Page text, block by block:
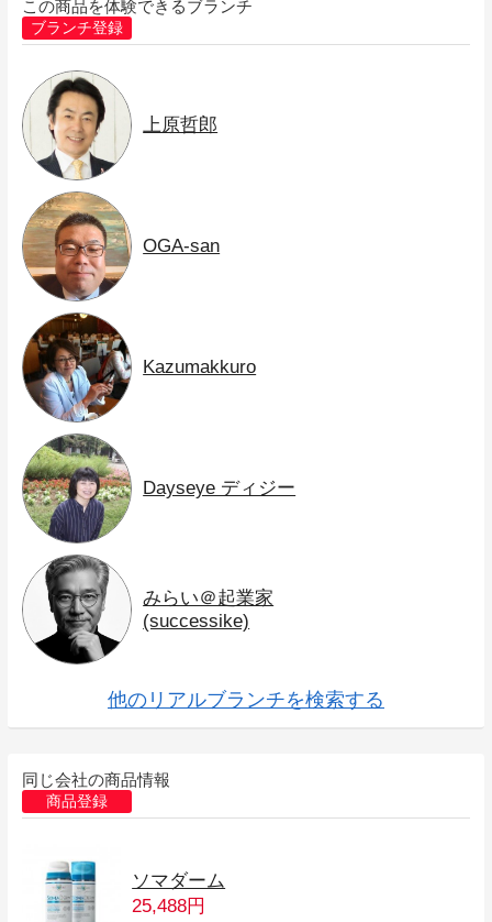
この商品を体験できるブランチ
ブランチ登録
上原哲郎
OGA-san
Kazumakkuro
Dayseye ディジー
みらい＠起業家
(successike)
他のリアルブランチを検索する
同じ会社の商品情報
商品登録
ソマダーム
25,488円